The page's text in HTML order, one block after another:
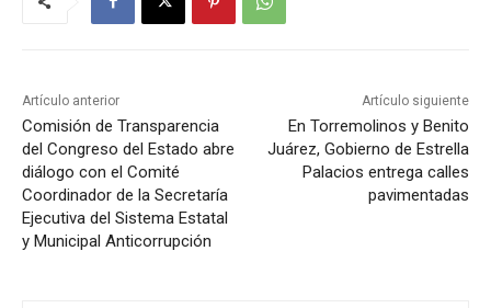
Artículo anterior
Comisión de Transparencia
del Congreso del Estado abre
diálogo con el Comité
Coordinador de la Secretaría
Ejecutiva del Sistema Estatal
y Municipal Anticorrupción
Artículo siguiente
En Torremolinos y Benito
Juárez, Gobierno de Estrella
Palacios entrega calles
pavimentadas